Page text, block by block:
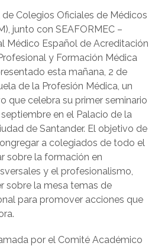
de Colegios Oficiales de Médicos
junto con SEAFORMEC –
Médico Español de Acreditación
y Formación Médica
esta mañana, 2 de
de la Profesión Médica, un
que celebra su primer seminario
en el Palacio de la
de Santander. El objetivo de
a colegiados de todo el
sobre la formación en
y el profesionalismo,
sobre la mesa temas de
para promover acciones que
por el Comité Académico